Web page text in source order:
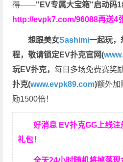
得——"EV专属大宝箱"启动码1
http://evpk7.com/96088再送4
想跟美女Sashimi一起玩，
程，敬请锁定EV扑克官网(
玩EV扑克，每日多场免费赛奖
扑克(www.evpk89.com)额外加
励1500倍！
好消息 EV扑克GG上线
礼包！
全天24小时随机将掉落